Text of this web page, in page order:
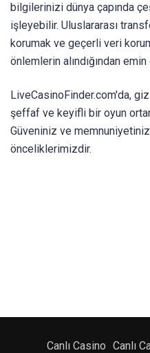
bilgilerinizi dünya çapında
işleyebilir. Uluslararası
korumak ve geçerli veri
önlemlerin alındığından
LiveCasinoFinder.com'da,
şeffaf ve keyifli bir oyun
Güveniniz ve
önceliklerimizdir.
Canlı Casino Canlı